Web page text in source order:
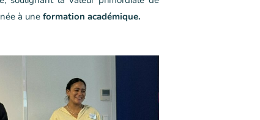
à uneformation académique.